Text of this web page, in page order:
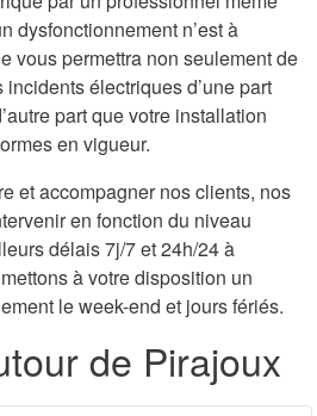
dysfonctionnement n’est à
vous permettra non seulement de
électriques d’une part
part que votre installation
en vigueur.
et accompagner nos clients, nos
en fonction du niveau
délais 7j/7 et 24h/24 à
à votre disposition un
le week-end et jours fériés.
de Pirajoux